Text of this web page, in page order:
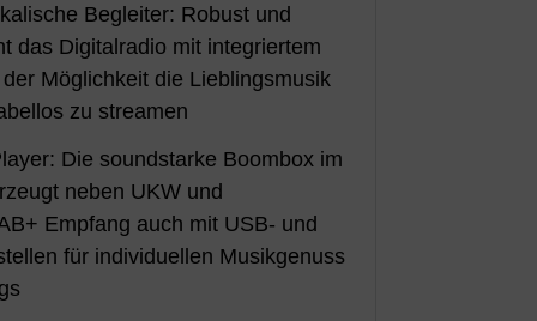
Begleiter: Robust und
das Digitalradio mit integriertem
Möglichkeit die Lieblingsmusik
zu streamen
Die soundstarke Boombox im
neben UKW und
Empfang auch mit USB- und
für individuellen Musikgenuss